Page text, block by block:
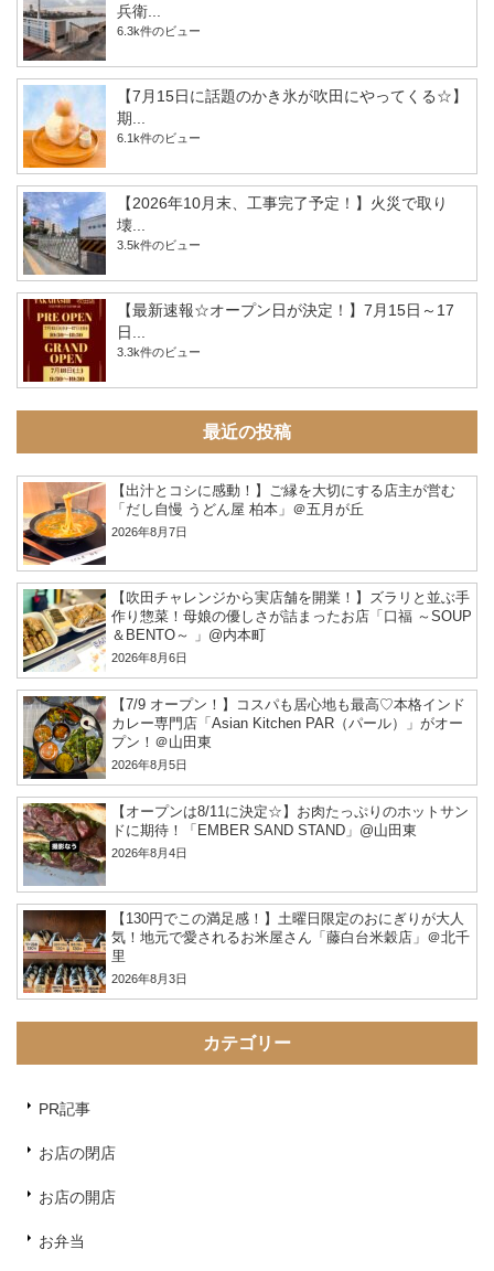
兵衛...
6.3k件のビュー
【7月15日に話題のかき氷が吹田にやってくる☆】
期...
6.1k件のビュー
【2026年10月末、工事完了予定！】火災で取り
壊...
3.5k件のビュー
【最新速報☆オープン日が決定！】7月15日～17
日...
3.3k件のビュー
最近の投稿
【出汁とコシに感動！】ご縁を大切にする店主が営む
「だし自慢 うどん屋 柏本」＠五月が丘
2026年8月7日
【吹田チャレンジから実店舗を開業！】ズラリと並ぶ手
作り惣菜！母娘の優しさが詰まったお店「口福 ～SOUP
＆BENTO～ 」@内本町
2026年8月6日
【7/9 オープン！】コスパも居心地も最高♡本格インド
カレー専門店「Asian Kitchen PAR（パール）」がオー
プン！＠山田東
2026年8月5日
【オープンは8/11に決定☆】お肉たっぷりのホットサン
ドに期待！「EMBER SAND STAND」@山田東
2026年8月4日
【130円でこの満足感！】土曜日限定のおにぎりが大人
気！地元で愛されるお米屋さん「藤白台米穀店」＠北千
里
2026年8月3日
カテゴリー
PR記事
お店の閉店
お店の開店
お弁当